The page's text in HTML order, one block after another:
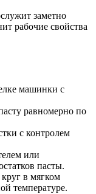
заметно
рабочие свойства
машинки с
равномерно по
с контролем
или
пасты.
в мягком
температуре.